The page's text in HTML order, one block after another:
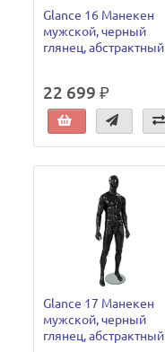
Glance 16 Манекен
мужской, черный
глянец, абстрактный
22 699 ₽
Glance 17 Манекен
мужской, черный
глянец, абстрактный